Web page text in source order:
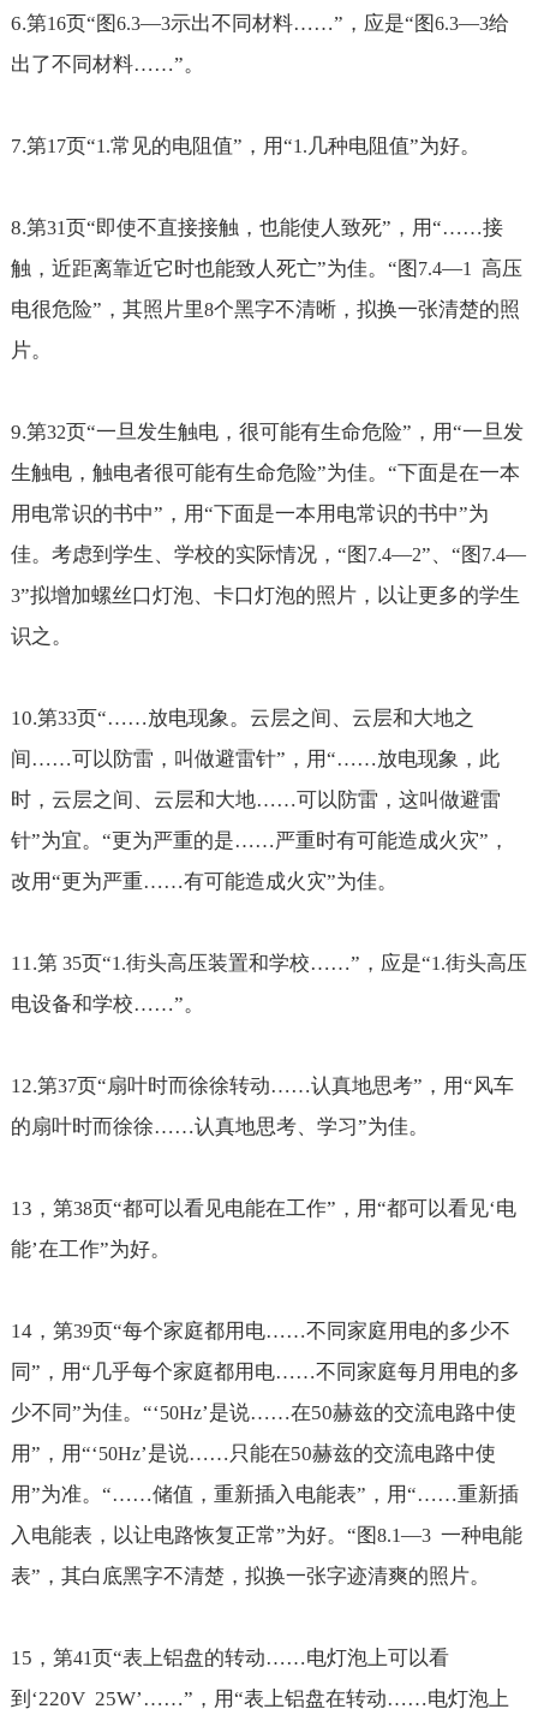
6.第16页“图6.3—3示出不同材料……”，应是“图6.3—3给
出了不同材料……”。
7.第17页“1.常见的电阻值”，用“1. 几种电阻值”为好。
8.第31页“即使不直接接触，也能使人致死”，用“……接
触，近距离靠近它时也能致人死亡”为佳。“图 7.4—1 高压
电很危险”，其照片里8个黑字不清晰，拟换一张清楚的照
片。
9.第32页“一旦发生触电，很可能有生命危险”，用“一旦发
生触电，触电者很可能有生命危险”为佳。“下面是在一本
用电常识的书中”，用“下面是一本用电常识的书中”为
佳。考虑到学生、学校的实际情况，“图 7.4—2”、“图 7.4—
3”拟增加螺丝口灯泡、卡口灯泡的照片，以让更多的学生
识之。
10.第33页“……放电现象。云层之间、云层和大地之
间……可以防雷，叫做避雷针”，用“……放电现象，此
时，云层之间、云层和大地……可以防雷，这叫做避雷
针”为宜。“更为严重的是……严重时有可能造成火灾”，
改用“更为严重……有可能造成火灾”为佳。
11.第35页“1.街头高压装置和学校……”，应是“1.街头高压
电设备和学校……”。
12.第37页“扇叶时而徐徐转动……认真地思考”，用“风车
的扇叶时而徐徐……认真地思考、学习”为佳。
13 ，第38页“都可以看见电能在工作”，用“都可以看见‘电
能’在工作”为好。
14，第39页“每个家庭都用电……不同家庭用电的多少不
同”，用“几乎每个家庭都用电……不同家庭每月用电的多
少不同”为佳。“‘50Hz’是说……在50赫兹的交流电路中使
用”，用“‘50Hz’是说……只能在50赫兹的交流电路中使
用”为准。“……储值，重新插入电能表”，用“……重新插
入电能表，以让电路恢复正常”为好。“图8.1—3 一种电能
表”，其白底黑字不清楚，拟换一张字迹清爽的照片。
15 ，第41页“表上铝盘的转动……电灯泡上可以看
到‘220V 25W’……”，用“表上铝盘在转动……电灯泡上